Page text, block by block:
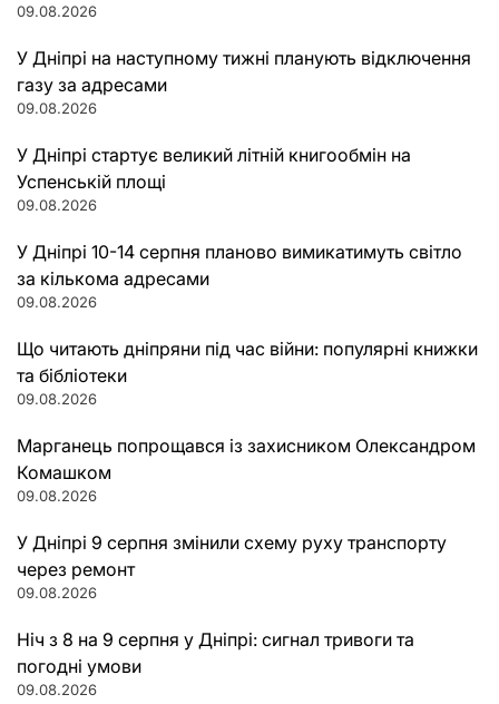
09.08.2026
У Дніпрі на наступному тижні планують відключення
газу за адресами
09.08.2026
У Дніпрі стартує великий літній книгообмін на
Успенській площі
09.08.2026
У Дніпрі 10-14 серпня планово вимикатимуть світло
за кількома адресами
09.08.2026
Що читають дніпряни під час війни: популярні книжки
та бібліотеки
09.08.2026
Марганець попрощався із захисником Олександром
Комашком
09.08.2026
У Дніпрі 9 серпня змінили схему руху транспорту
через ремонт
09.08.2026
Ніч з 8 на 9 серпня у Дніпрі: сигнал тривоги та
погодні умови
09.08.2026